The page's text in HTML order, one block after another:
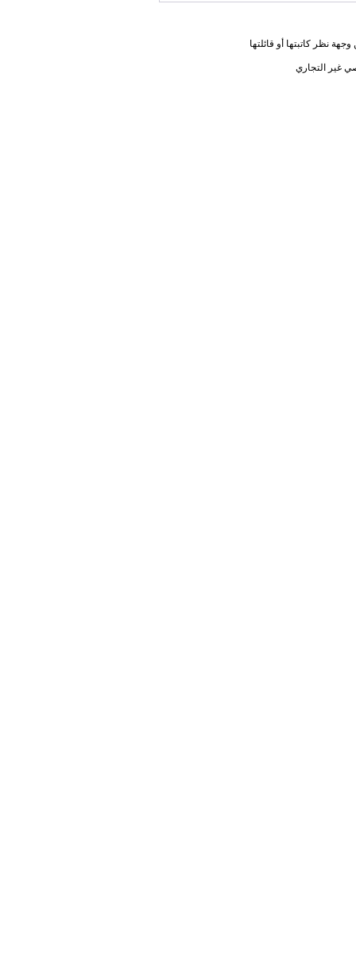
نظر كاتبتها أو قائلتها
غير التجاري